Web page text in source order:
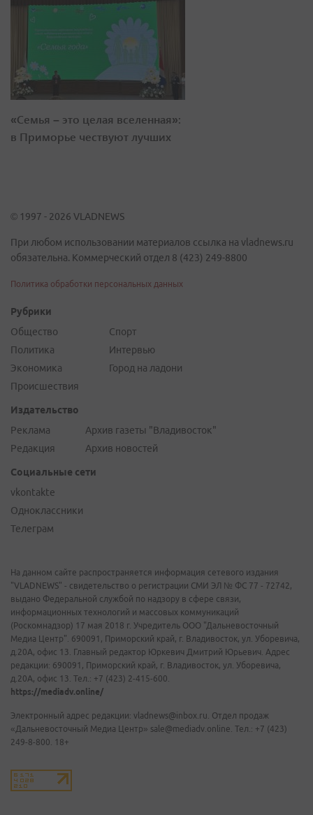
«Семья – это целая вселенная»:
в Приморье чествуют лучших
© 1997 - 2026 VLADNEWS
При любом использовании материалов ссылка на vladnews.ru
обязательна. Коммерческий отдел 8 (423) 249-8800
Политика обработки персональных данных
Рубрики
Общество
Политика
Экономика
Происшествия
Спорт
Интервью
Город на ладони
Издательство
Реклама
Редакция
Архив газеты "Владивосток"
Архив новостей
Социальные сети
vkontakte
Одноклассники
Телеграм
На данном сайте распространяется информация сетевого издания
"VLADNEWS" - свидетельство о регистрации СМИ ЭЛ № ФС 77 - 72742,
выдано Федеральной службой по надзору в сфере связи,
информационных технологий и массовых коммуникаций
(Роскомнадзор) 17 мая 2018 г. Учредитель ООО "Дальневосточный
Медиа Центр". 690091, Приморский край, г. Владивосток, ул. Уборевича,
д.20А, офис 13. Главный редактор Юркевич Дмитрий Юрьевич. Адрес
редакции: 690091, Приморский край, г. Владивосток, ул. Уборевича,
д.20А, офис 13. Тел.: +7 (423) 2-415-600.
https://mediadv.online/
Электронный адрес редакции: vladnews@inbox.ru. Отдел продаж
«Дальневосточный Медиа Центр» sale@mediadv.online. Тел.: +7 (423)
249-8-800. 18+